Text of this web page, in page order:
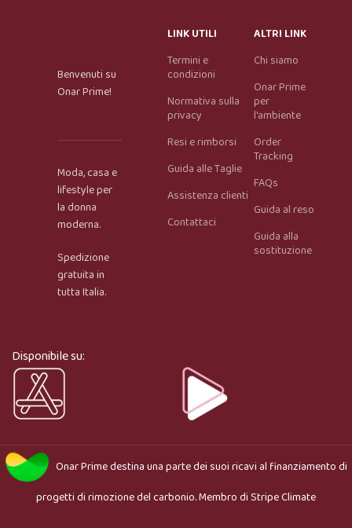
Onar AI Assistant
Benvenuti su
Onar Prime!
Moda, casa e
lifestyle per
la donna
moderna.
Spedizione
gratuita in
tutta Italia.
LINK UTILI
Termini e
condizioni
Normativa sulla
privacy
Resi e rimborsi
Guida alle Taglie
Assistenza clienti
Contattaci
ALTRI LINK
Chi siamo
Onar Prime
per
l'ambiente
Order
Tracking
FAQs
Guida al reso
Guida alla
sostituzione
Disponibile su:
Onar Primedestina una parte dei suoi ricavi al finanziamento di
progetti di rimozione del carbonio. Membro diStripe Climate